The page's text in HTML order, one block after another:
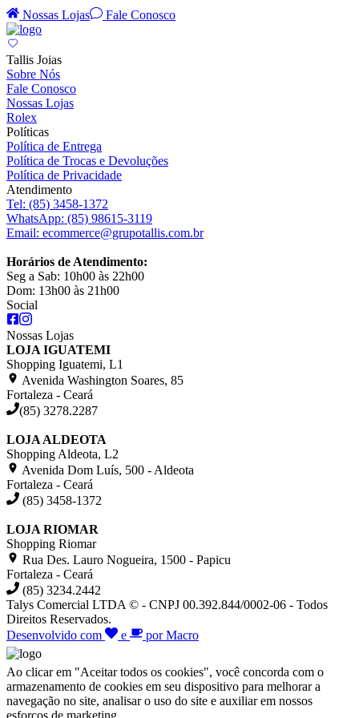
Nossas Lojas Fale Conosco
Tallis Joias
Sobre Nós
Fale Conosco
Nossas Lojas
Rolex
Políticas
Política de Entrega
Política de Trocas e Devoluções
Política de Privacidade
Atendimento
Tel: (85) 3458-1372
WhatsApp: (85) 98615-3119
Email: ecommerce@grupotallis.com.br
Horários de Atendimento:
Seg a Sab: 10h00 às 22h00
Dom: 13h00 às 21h00
Social
Nossas Lojas
LOJA IGUATEMI
Shopping Iguatemi, L1
Avenida Washington Soares, 85
Fortaleza - Ceará
(85) 3278.2287
LOJA ALDEOTA
Shopping Aldeota, L2
Avenida Dom Luís, 500 - Aldeota
Fortaleza - Ceará
(85) 3458-1372
LOJA RIOMAR
Shopping Riomar
Rua Des. Lauro Nogueira, 1500 - Papicu
Fortaleza - Ceará
(85) 3234.2442
Talys Comercial LTDA © - CNPJ 00.392.844/0002-06 - Todos
Direitos Reservados.
Desenvolvido com
e por Macro
Ao clicar em "Aceitar todos os cookies", você concorda com o
armazenamento de cookies em seu dispositivo para melhorar a
navegação no site, analisar o uso do site e auxiliar em nossos
esforços de marketing.